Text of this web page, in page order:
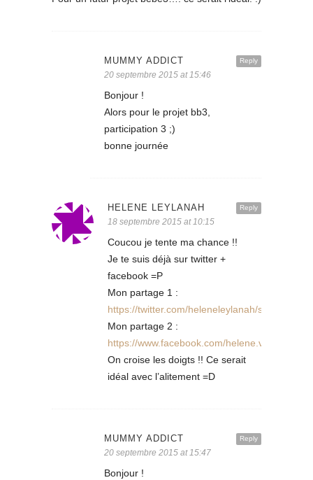
Reply
MUMMY ADDICT
20 septembre 2015 at 15:46
Bonjour !
Alors pour le projet bb3,
participation 3 ;)
bonne journée
Reply
HELENE LEYLANAH
18 septembre 2015 at 10:15
Coucou je tente ma chance !!
Je te suis déjà sur twitter +
facebook =P
Mon partage 1 :
https://twitter.com/heleneleylanah/status/
Mon partage 2 :
https://www.facebook.com/
On croise les doigts !! Ce serait
idéal avec l’alitement =D
Reply
MUMMY ADDICT
20 septembre 2015 at 15:47
Bonjour !